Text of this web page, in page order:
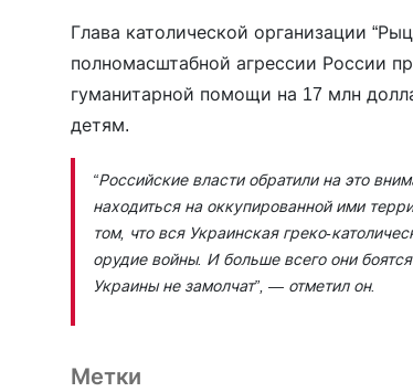
Глава католической организации
полномасштабной агрессии России
гуманитарной помощи на 17 млн
детям.
“Российские власти обратили на это
находиться на оккупированной ими
том, что вся Украинская греко-
орудие войны. И больше всего они
Украины не замолчат”, — отметил он.
Метки